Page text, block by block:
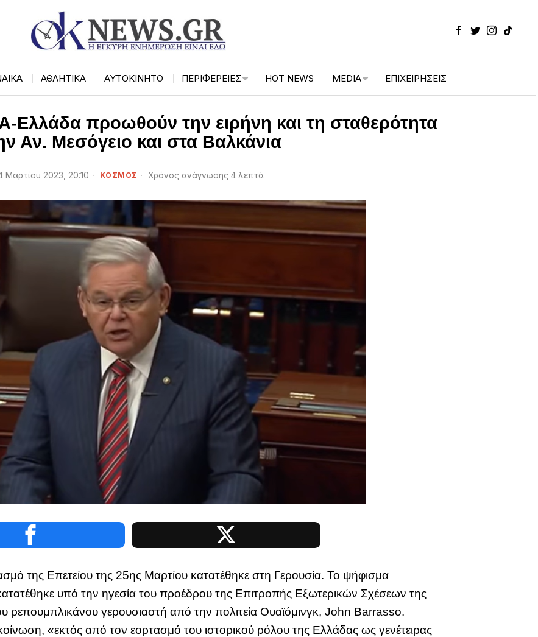
ΑΘΛΗΤΙΚΑ ΑΥΤΟΚΙΝΗΤΟ ΠΕΡΙΦΈΡΕΙΕΣ HOT NEWS MEDIA ΕΠΙΧΕΙΡΉΣΕΙΣ
προωθούν την ειρήνη και τη σταθερότητα
Αν. Μεσόγειο και στα Βαλκάνια
Μαρτίου 2023, 20:10 ΚΟΣΜΟΣ Χρόνος ανάγνωσης 4 λεπτά
της Επετείου της 25ης Μαρτίου κατατέθηκε στη Γερουσία. Το ψήφισμα
υπό την ηγεσία του προέδρου της Επιτροπής Εξωτερικών Σχέσεων της
ρεπουμπλικάνου γερουσιαστή από την πολιτεία Ουαϊόμινγκ, John Barrasso.
«εκτός από τον εορτασμό του ιστορικού ρόλου της Ελλάδας ως γενέτειρας